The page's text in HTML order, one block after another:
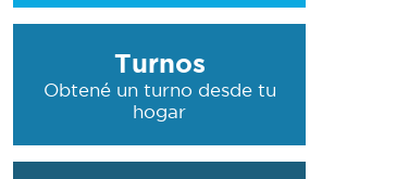
Turnos
Obtené un turno desde tu
hogar